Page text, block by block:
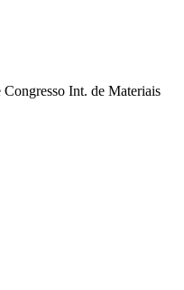
Int. de Materiais